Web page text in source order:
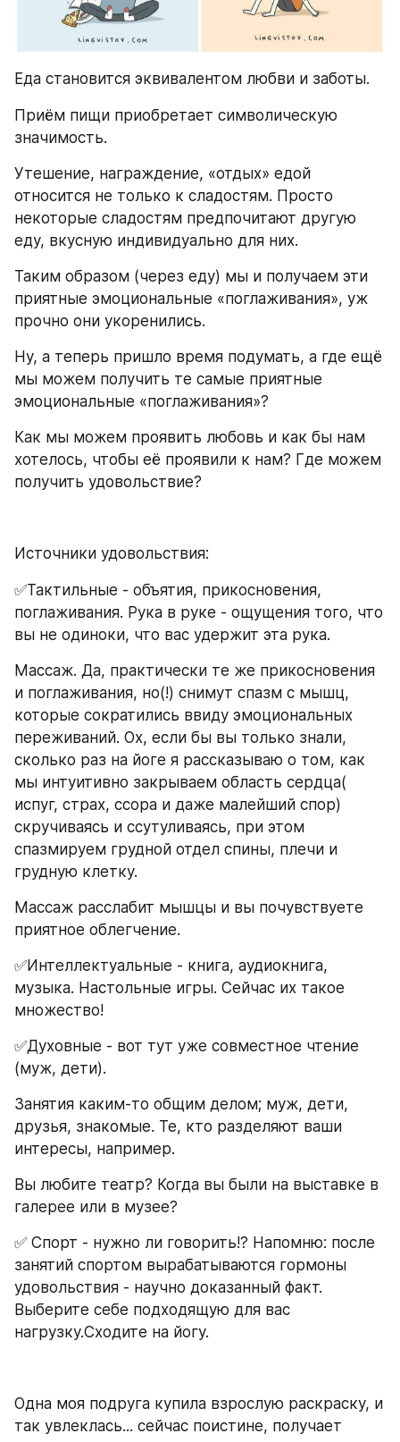
Еда становится эквивалентом любви и заботы.
Приём пищи приобретает символическую
значимость.
Утешение, награждение, «отдых» едой
относится не только к сладостям. Просто
некоторые сладостям предпочитают другую
еду, вкусную индивидуально для них.
Таким образом (через еду) мы и получаем эти
приятные эмоциональные «поглаживания», уж
прочно они укоренились.
Ну, а теперь пришло время подумать, а где ещё
мы можем получить те самые приятные
эмоциональные «поглаживания»?
Как мы можем проявить любовь и как бы нам
хотелось, чтобы её проявили к нам? Где можем
получить удовольствие?
Источники удовольствия:
✅Тактильные - объятия, прикосновения,
поглаживания. Рука в руке - ощущения того, что
вы не одиноки, что вас удержит эта рука.
Массаж. Да, практически те же прикосновения
и поглаживания, но(!) снимут спазм с мышц,
которые сократились ввиду эмоциональных
переживаний. Ох, если бы вы только знали,
сколько раз на йоге я рассказываю о том, как
мы интуитивно закрываем область сердца(
испуг, страх, ссора и даже малейший спор)
скручиваясь и ссутуливаясь, при этом
спазмируем грудной отдел спины, плечи и
грудную клетку.
Массаж расслабит мышцы и вы почувствуете
приятное облегчение.
✅Интеллектуальные - книга, аудиокнига,
музыка. Настольные игры. Сейчас их такое
множество!
✅Духовные - вот тут уже совместное чтение
(муж, дети).
Занятия каким-то общим делом; муж, дети,
друзья, знакомые. Те, кто разделяют ваши
интересы, например.
Вы любите театр? Когда вы были на выставке в
галерее или в музее?
✅ Спорт - нужно ли говорить!? Напомню: после
занятий спортом вырабатываются гормоны
удовольствия - научно доказанный факт.
Выберите себе подходящую для вас
нагрузку.Сходите на йогу.
Одна моя подруга купила взрослую раскраску, и
так увлеклась... сейчас поистине, получает